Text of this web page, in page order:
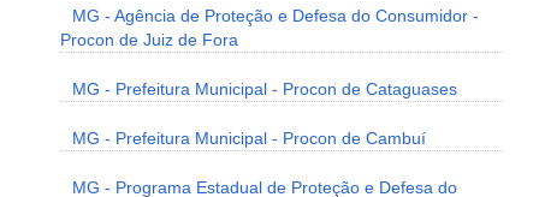
MG - Agência de Proteção e Defesa do Consumidor -
Procon de Juiz de Fora
MG - Prefeitura Municipal - Procon de Cataguases
MG - Prefeitura Municipal - Procon de Cambuí
MG - Programa Estadual de Proteção e Defesa do